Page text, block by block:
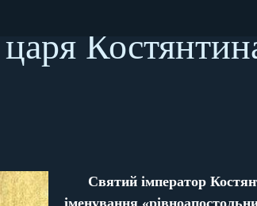
Святий імператор
іменування